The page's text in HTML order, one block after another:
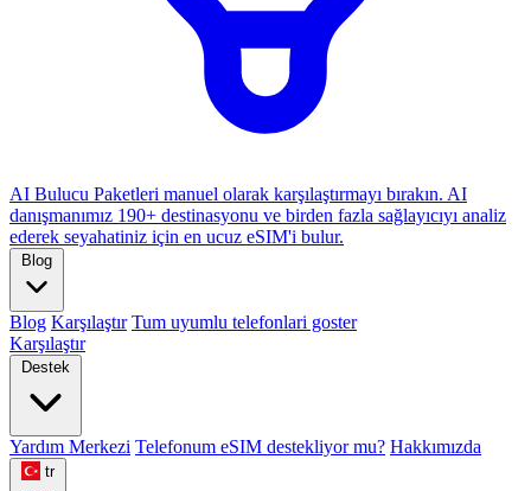
AI Bulucu Paketleri manuel olarak karşılaştırmayı bırakın. AI
danışmanımız 190+ destinasyonu ve birden fazla sağlayıcıyı analiz
ederek seyahatiniz için en ucuz eSIM'i bulur.
Blog
Blog Karşılaştır Tum uyumlu telefonlari goster
Karşılaştır
Destek
Yardım Merkezi Telefonum eSIM destekliyor mu? Hakkımızda
tr